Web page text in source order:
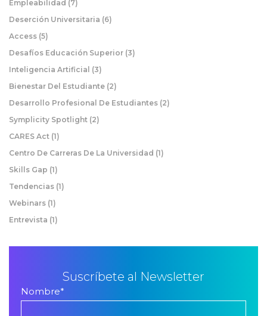
Empleabilidad (7)
Deserción Universitaria (6)
Access (5)
Desafíos Educación Superior (3)
Inteligencia Artificial (3)
Bienestar Del Estudiante (2)
Desarrollo Profesional De Estudiantes (2)
Symplicity Spotlight (2)
CARES Act (1)
Centro De Carreras De La Universidad (1)
Skills Gap (1)
Tendencias (1)
Webinars (1)
Entrevista (1)
Suscríbete al Newsletter
Nombre*